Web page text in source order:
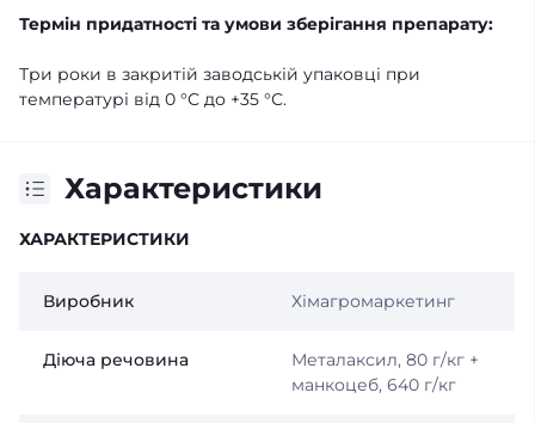
Термін придатності та умови зберігання препарату:
Три роки в закритій заводській упаковці при
температурі від 0 °С до +35 °С.
Характеристики
ХАРАКТЕРИСТИКИ
Виробник Хімагромаркетинг
Діюча речовина
Металаксил, 80 г/кг +
манкоцеб, 640 г/кг